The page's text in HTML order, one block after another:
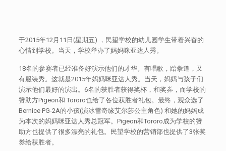
于2015年12月11日(星期五) ，民望学校的幼儿园学生带着兴奋的
心情到学校。当天，学校举办了妈妈咪亚达人秀。
18名的参赛者已经准备好演示他们的才华。有唱歌，跆拳道，又
有服装秀。这就是2015年妈妈咪亚达人秀。当天，妈妈与孩子们
演示他们最好的演出。6名的获胜者获得奖杯，和奖券，而学校的
赞助方Pigeon和 Tororo也给了各位获胜者礼包。最终，观众选了
Bernice PG-2A的小孩(演冰雪奇缘艾尔莎公主角色) 和她的妈妈成
为本次的妈妈咪亚达人秀总冠军。Pigeon和Tororo成为学校的赞
助方也提供了很多漂亮的礼包。民望学校的营销部也提供了3张奖
券给获胜者。